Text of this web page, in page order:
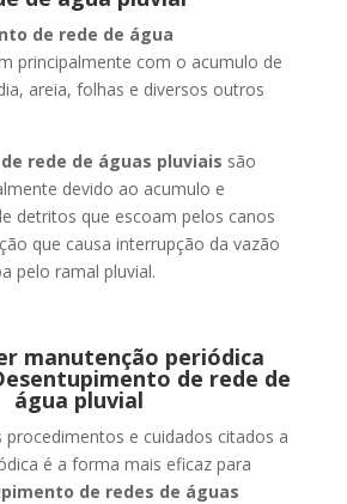
de rede de água
principalmente com o acumulo de
areia, folhas e diversos outros
rede de águas pluviais são
devido ao acumulo e
detritos que escoam pelos canos
que causa interrupção da vazão
pelo ramal pluvial.
manutenção periódica
de rede de
água pluvial
e cuidados citados a
é a forma mais eficaz para
de redes de águas